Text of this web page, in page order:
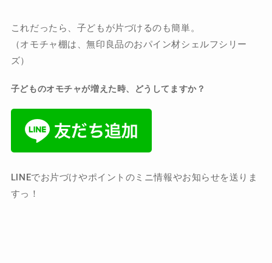
これだったら、子どもが片づけるのも簡単。
（オモチャ棚は、無印良品のおパイン材シェルフシリー
ズ）
子どものオモチャが増えた時、どうしてますか？
LINEでお片づけやポイントのミニ情報やお知らせを送りま
すっ！